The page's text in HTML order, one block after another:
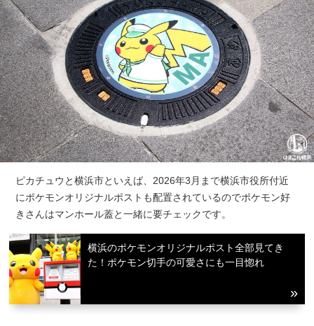
ピカチュウと横浜市といえば、2026年3月まで横浜市役所付近
にポケモンオリジナルポストも配置されているのでポケモン好
きさんはマンホール蓋と一緒に要チェックです。
横浜のポケモンオリジナルポスト全部見てき
た！ポケモン切手の可愛さにも一目惚れ